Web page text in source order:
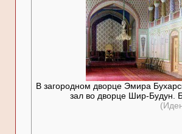
В загородном дворце Эмира
зал во дворце Шир-Будун.